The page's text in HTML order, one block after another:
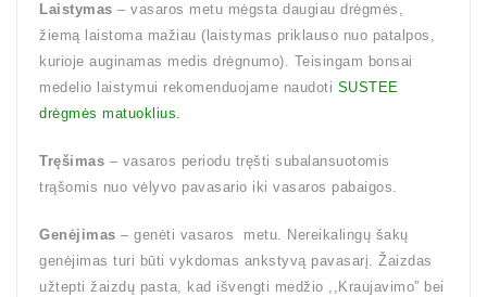
Laistymas – vasaros metu mėgsta daugiau drėgmės,
žiemą laistoma mažiau (laistymas priklauso nuo patalpos,
kurioje auginamas medis drėgnumo). Teisingam bonsai
medelio laistymui rekomenduojame naudoti SUSTEE
drėgmės matuoklius.
Tręšimas – vasaros periodu tręšti subalansuotomis
trąšomis nuo vėlyvo pavasario iki vasaros pabaigos.
Genėjimas – genėti vasaros metu. Nereikalingų šakų
genėjimas turi būti vykdomas ankstyvą pavasarį. Žaizdas
užtepti žaizdų pasta, kad išvengti medžio ,,Kraujavimo” bei